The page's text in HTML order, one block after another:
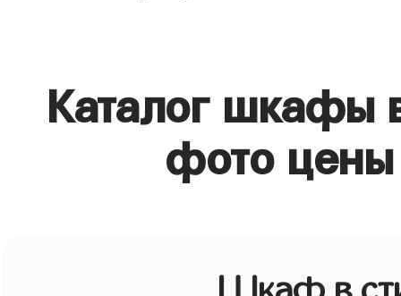
Каталог шкафы
фото